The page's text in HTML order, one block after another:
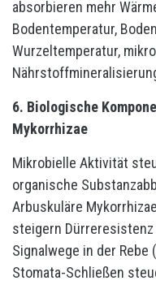
absorbieren mehr
Bodentemperatur,
Wurzeltemperatur,
6. Biologische
Mykorrhizae
Mikrobielle Aktivität
organische
Arbuskuläre
steigern
Signalwege in der Rebe
Stomata-Schließen